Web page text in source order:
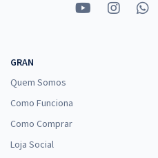
GRAN
Quem Somos
Como Funciona
Como Comprar
Loja Social